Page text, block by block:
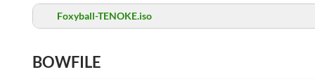
Foxyball-TENOKE.iso
BOWFILE